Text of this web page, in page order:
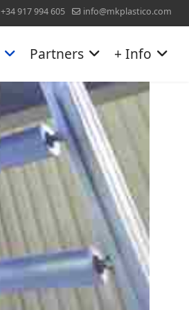
+34 917 994 605 info@mkplastico.com
Partners + Info